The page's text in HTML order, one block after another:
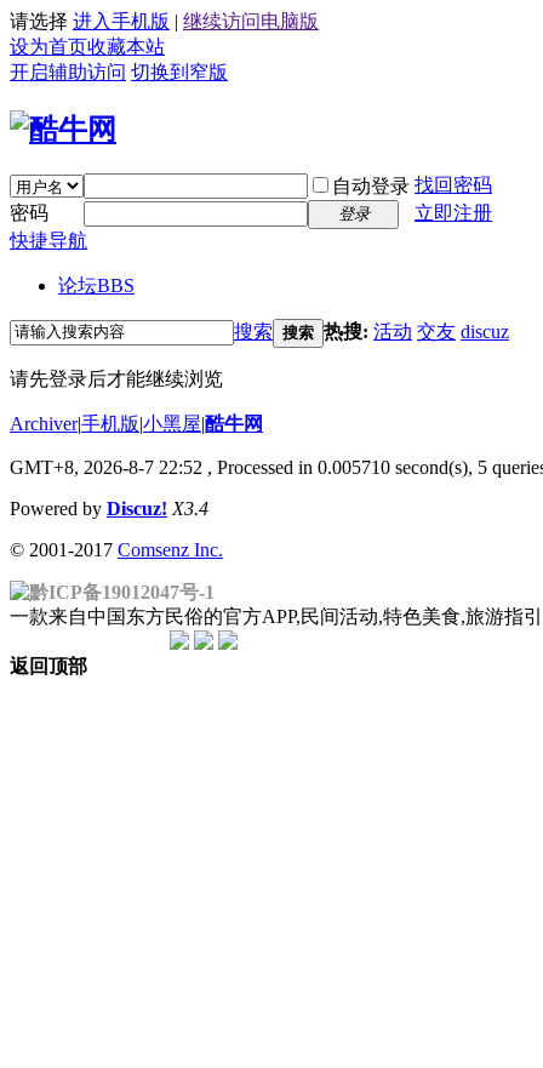
请选择 进入手机版 | 继续访问电脑版
设为首页收藏本站
开启辅助访问 切换到窄版
自动登录 找回密码
密码
登录
立即注册
快捷导航
论坛BBS
搜索 搜索 热搜: 活动 交友 discuz
请先登录后才能继续浏览
Archiver|手机版|小黑屋|酷牛网
GMT+8, 2026-8-7 22:52 , Processed in 0.005710 second(s), 5
Powered by Discuz! X3.4
© 2001-2017 Comsenz Inc.
黔ICP备19012047号-1
一款来自中国东方民俗的官方APP,民间活动,特色美食,旅游
返回顶部